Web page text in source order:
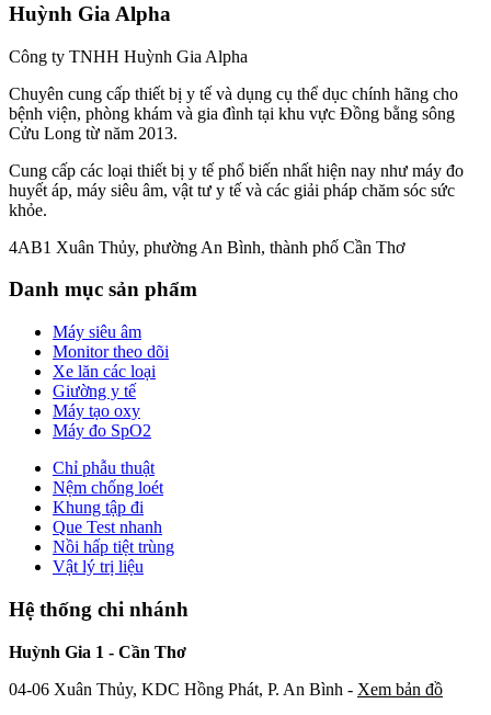
Huỳnh Gia Alpha
Công ty TNHH Huỳnh Gia Alpha
Chuyên cung cấp thiết bị y tế và dụng cụ thể dục chính hãng cho
bệnh viện, phòng khám và gia đình tại khu vực Đồng bằng sông
Cửu Long từ năm 2013.
Cung cấp các loại thiết bị y tế phổ biến nhất hiện nay như máy đo
huyết áp, máy siêu âm, vật tư y tế và các giải pháp chăm sóc sức
khỏe.
4AB1 Xuân Thủy, phường An Bình, thành phố Cần Thơ
Danh mục sản phẩm
Máy siêu âm
Monitor theo dõi
Xe lăn các loại
Giường y tế
Máy tạo oxy
Máy đo SpO2
Chỉ phẫu thuật
Nệm chống loét
Khung tập đi
Que Test nhanh
Nồi hấp tiệt trùng
Vật lý trị liệu
Hệ thống chi nhánh
Huỳnh Gia 1 - Cần Thơ
04-06 Xuân Thủy, KDC Hồng Phát, P. An Bình - Xem bản đồ